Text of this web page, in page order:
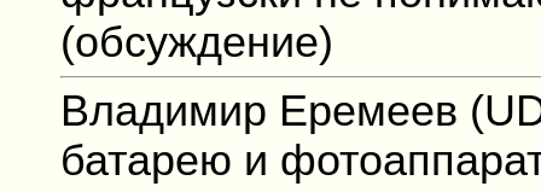
(обсуждение)
Владимир Еремеев
батарею и